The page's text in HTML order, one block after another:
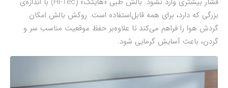
بزرگی که دارد، برای همه قابل‌استفاده است. روکش بالش امکان
گردش هوا را فراهم می‌کند تا علاوه‌بر حفظ موقعیت مناسب سر و
گردن، باعث آسایش گرمایی شود.